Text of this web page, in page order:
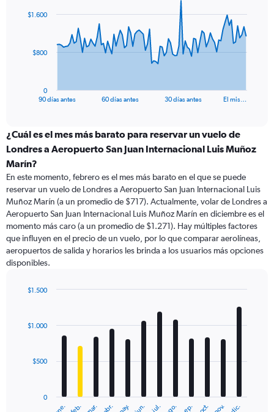
data
The
categories.
Range:
categories.
The
chart
has
1
Y
axis
displaying
values.
to
90 días antes 60 días antes 30 días antes El mis…
0
$800
$1.600
¿Cuál es el mes más barato para reservar un vuelo de
Londres a Aeropuerto San Juan Internacional Luis Muñoz
Marín?
En este momento, febrero es el mes más barato en el que se puede
reservar un vuelo de Londres a Aeropuerto San Juan Internacional Luis
Muñoz Marín (a un promedio de $717). Actualmente, volar de Londres a
Aeropuerto San Juan Internacional Luis Muñoz Marín en diciembre es el
momento más caro (a un promedio de $1.271). Hay múltiples factores
que influyen en el precio de un vuelo, por lo que comparar aerolíneas,
aeropuertos de salida y horarios les brinda a los usuarios más opciones
disponibles.
with
12
The
feb. abr. jun. jul. oct. nov. dic.
0
$500
$1.000
$1.500